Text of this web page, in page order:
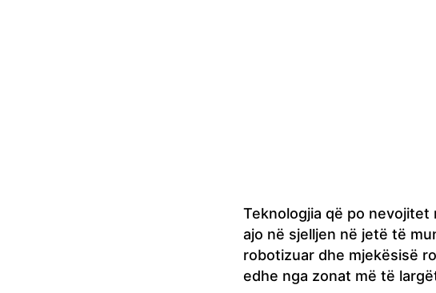
Teknologjia që po
ajo në sjelljen në jetë të
robotizuar dhe mjekësisë
edhe nga zonat më të